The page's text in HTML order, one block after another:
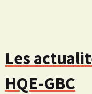
Les
HQE-GBC